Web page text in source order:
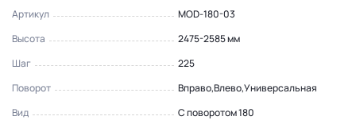
Артикул
MOD-180-03
Высота
2475-2585 мм
Шаг
225
Поворот
Вправо,Влево,Универсальная
Вид
С поворотом 180